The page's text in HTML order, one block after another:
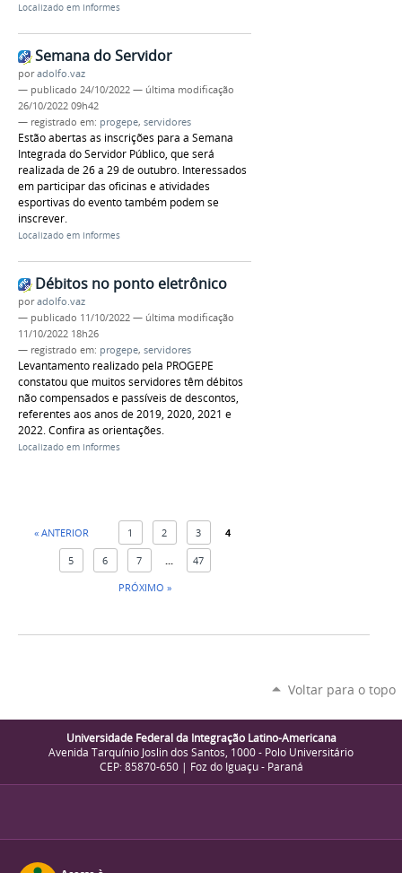
Localizado em Informes
Semana do Servidor
poradolfo.vaz
— publicado 24/10/2022 — última modificação
26/10/2022 09h42
— registrado em: progepe, servidores
Estão abertas as inscrições para a Semana
Integrada do Servidor Público, que será
realizada de 26 a 29 de outubro. Interessados
em participar das oficinas e atividades
esportivas do evento também podem se
inscrever.
Localizado em Informes
Débitos no ponto eletrônico
poradolfo.vaz
— publicado 11/10/2022 — última modificação
11/10/2022 18h26
— registrado em: progepe, servidores
Levantamento realizado pela PROGEPE
constatou que muitos servidores têm débitos
não compensados e passíveis de descontos,
referentes aos anos de 2019, 2020, 2021 e
2022. Confira as orientações.
Localizado em Informes
« ANTERIOR 1 2 3 4
5 6 7
47
PRÓXIMO »
Voltar para o topo
Universidade Federal da Integração Latino-Americana
Avenida Tarquínio Joslin dos Santos, 1000 - Polo Universitário
CEP: 85870-650 | Foz do Iguaçu - Paraná